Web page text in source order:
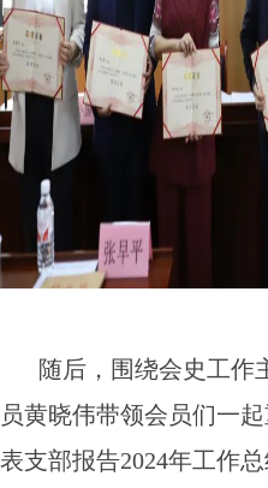
随后，围绕会史工作
员黄晓伟带领会员们一
表支部报告2024年工作